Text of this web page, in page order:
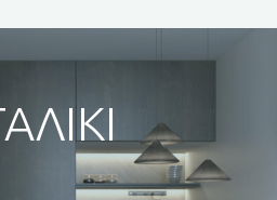
80 τ.μ. με δύο
για να φιλοξενήσει 4
όροφο όπου βρίσκεται η
με διπλό κρεβάτι,